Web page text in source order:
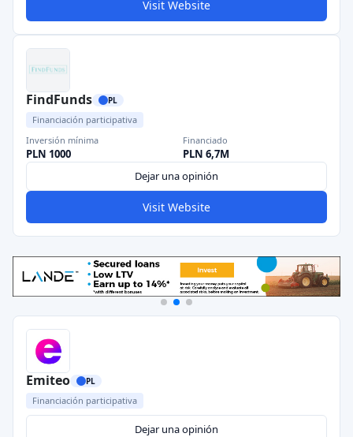
Visit Website
FindFunds PL
Financiación participativa
Inversión mínima
PLN 1000
Financiado
PLN 6,7M
Dejar una opinión
Visit Website
Emiteo PL
Financiación participativa
Dejar una opinión